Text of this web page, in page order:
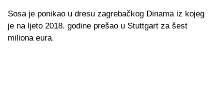
Sosa je ponikao u dresu zagrebačkog Dinama iz kojeg
je na ljeto 2018. godine prešao u Stuttgart za šest
miliona eura.